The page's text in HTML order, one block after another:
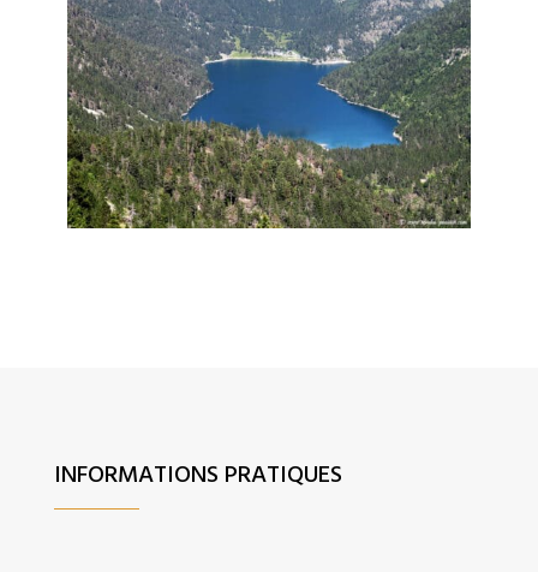
INFORMATIONS PRATIQUES